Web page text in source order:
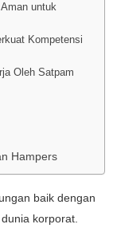
untuk
Kompetensi
Oleh Satpam
Hampers
baik dengan
korporat.